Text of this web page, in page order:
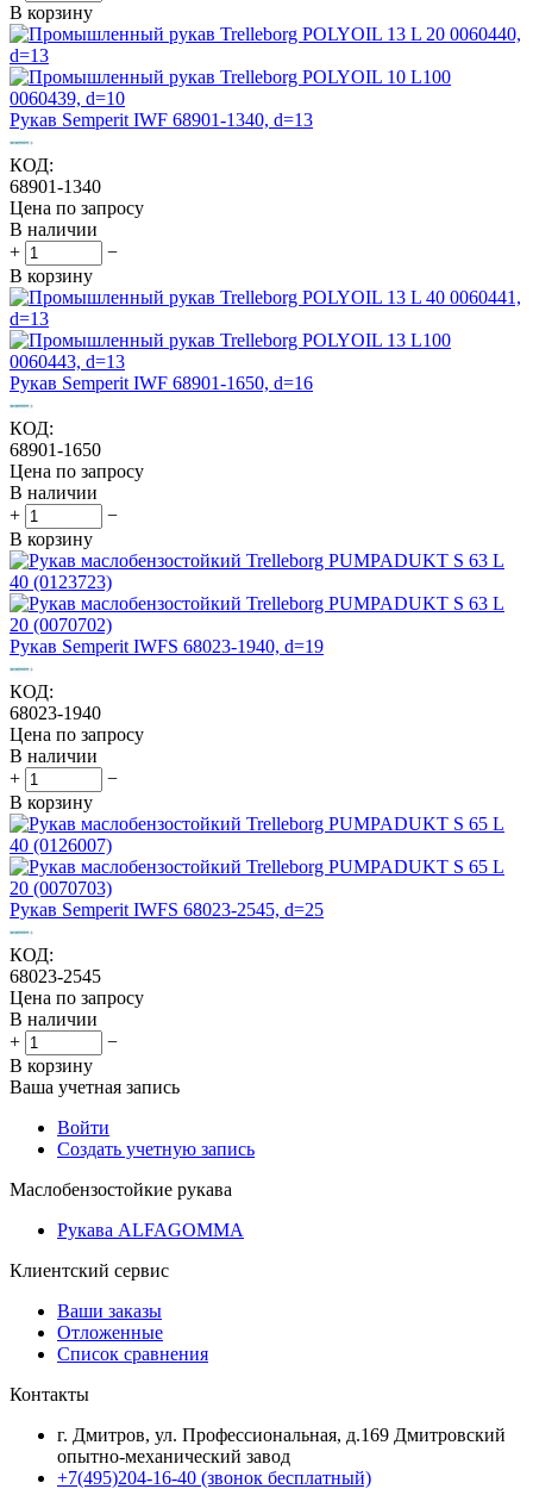
В корзину
Рукав Semperit IWF 68901-1340, d=13
КОД:
68901-1340
Цена по запросу
В наличии
+
−
В корзину
Рукав Semperit IWF 68901-1650, d=16
КОД:
68901-1650
Цена по запросу
В наличии
+
−
В корзину
Рукав Semperit IWFS 68023-1940, d=19
КОД:
68023-1940
Цена по запросу
В наличии
+
−
В корзину
Рукав Semperit IWFS 68023-2545, d=25
КОД:
68023-2545
Цена по запросу
В наличии
+
−
В корзину
Ваша учетная запись
Войти
Создать учетную запись
Маслобензостойкие рукава
Рукава ALFAGOMMA
Клиентский сервис
Ваши заказы
Отложенные
Список сравнения
Контакты
г. Дмитров, ул. Профессиональная, д.169 Дмитровский
опытно-механический завод
+7(495)204-16-40 (звонок бесплатный)